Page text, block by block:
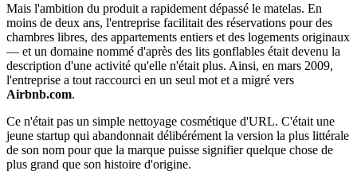
Mais l'ambition du produit a rapidement dépassé le matelas. En
moins de deux ans, l'entreprise facilitait des réservations pour des
chambres libres, des appartements entiers et des logements originaux
— et un domaine nommé d'après des lits gonflables était devenu la
description d'une activité qu'elle n'était plus. Ainsi, en mars 2009,
l'entreprise a tout raccourci en un seul mot et a migré vers
Airbnb.com.
Ce n'était pas un simple nettoyage cosmétique d'URL. C'était une
jeune startup qui abandonnait délibérément la version la plus littérale
de son nom pour que la marque puisse signifier quelque chose de
plus grand que son histoire d'origine.